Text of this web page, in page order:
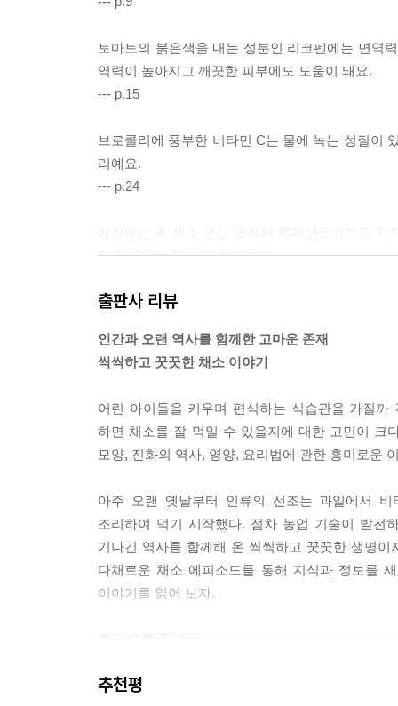
토마토의 붉은색을 내는 성분인 리코펜에는 면역
역력이 높아지고 깨끗한 피부에도 도움이 돼요.
--- p.15
브로콜리에 풍부한 비타민 C는 물에 녹는 성질이
리예요.
--- p.24
이 재배하는 채소 중 하나예요.
--- p.50
을 조절해서 변비 해소에 도움을 주는 식이 섬유도
--- p.55
식칼의 철과 산소에 닿아 화학 반응을 일으키기 때
--- p.84
매운 음식은 왜 인기가 있는 걸까요? 사실 캡사이
르핀이 나오면 쾌감을 느끼기 때문에 매운 음식을
우기 위해 생긴 딱지 같은 것이 바로 멜론의 그물
출판사 리뷰
인간과 오랜 역사를 함께한 고마운 존재
씩씩하고 꿋꿋한 채소 이야기
어린 아이들을 키우며 편식하는 식습관을 가질
하면 채소를 잘 먹일 수 있을지에 대한 고민이 크
모양, 진화의 역사, 영양, 요리법에 관한 흥미로운
아주 오랜 옛날부터 인류의 선조는 과일에서
조리하여 먹기 시작했다. 점차 농업 기술이 발전
기나긴 역사를 함께해 온 씩씩하고 꿋꿋한 생명
다채로운 채소 에피소드를 통해 지식과 정보를
이야기를 읽어 보자.
한 권으로 끝내는
추천평